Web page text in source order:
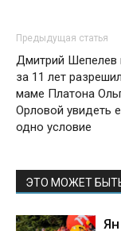
Предыдущая статья
Дмитрий Шепелев
за 11 лет
маме Платона
Орловой увидеть
одно условие
ЭТО МОЖЕТ